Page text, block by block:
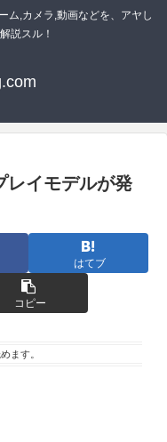
ム,カメラ,動画などを、アヤし
説スル！
イモデルが発
はてブ
コピー
ます。